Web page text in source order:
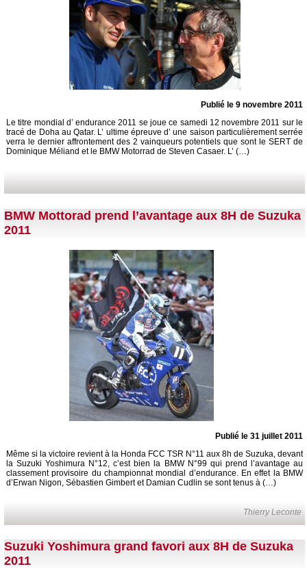
Publié le 9 novembre 2011
Le titre mondial d’ endurance 2011 se joue ce samedi 12 novembre 2011 sur le
tracé de Doha au Qatar. L’ ultime épreuve d’ une saison particulièrement serrée
verra le dernier affrontement des 2 vainqueurs potentiels que sont le SERT de
Dominique Méliand et le BMW Motorrad de Steven Casaer. L’ (…)
BMW Mottorad prend l’avantage aux 8H de Suzuka
2011
Publié le 31 juillet 2011
Même si la victoire revient à la Honda FCC TSR N°11 aux 8h de Suzuka, devant
la Suzuki Yoshimura N°12, c’est bien la BMW N°99 qui prend l’avantage au
classement provisoire du championnat mondial d’endurance. En effet la BMW
d’Erwan Nigon, Sébastien Gimbert et Damian Cudlin se sont tenus à (…)
Thierry Leconte
Suzuki Yoshimura grand favori aux 8H de Suzuka
2011